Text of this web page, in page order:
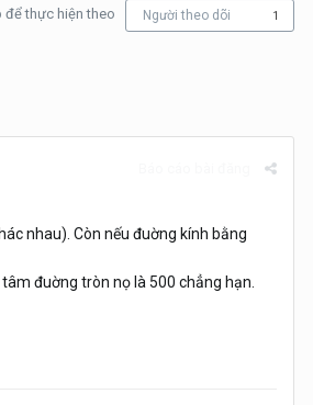
để thực hiện theo Người theo dõi 1
nhau). Còn nếu đuờng kính bằng
đuờng tròn nọ là 500 chẳng hạn.